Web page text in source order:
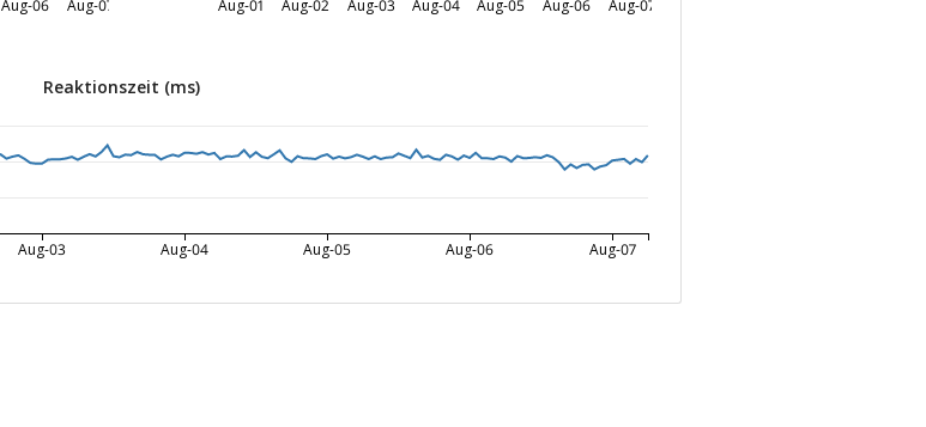
Aug-06 Aug-07 Aug-01 Aug-02 Aug-03 Aug-04 Aug-05 Aug-06 Aug-07
Reaktionszeit (ms)
Aug-03 Aug-04 Aug-05 Aug-06 Aug-07